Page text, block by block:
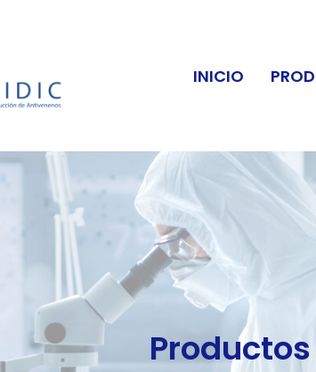
INICIO
Productos